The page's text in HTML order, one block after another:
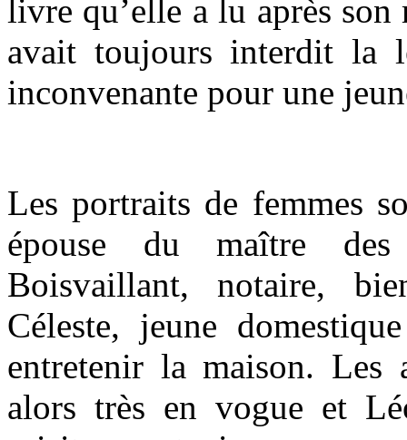
livre qu’elle a lu après
avait toujours interdit la
inconvenante pour une
Les portraits de femmes
épouse du maître
Boisvaillant, notaire,
Céleste, jeune
entretenir la maison. Les
alors très en vogue et